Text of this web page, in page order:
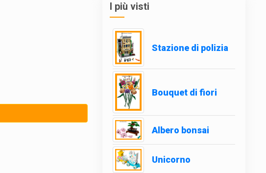
I più visti
Stazione di polizia
Bouquet di fiori
Albero bonsai
Unicorno